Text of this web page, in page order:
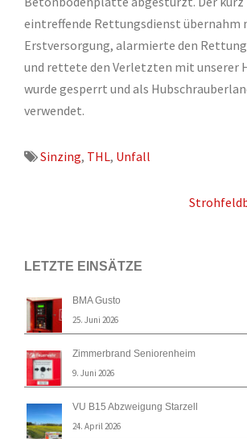
eintreffende Rettungsdienst übernahm
Erstversorgung, alarmierte den
und rettete den Verletzten mit unserer
wurde gesperrt und als
verwendet.
Sinzing, THL, Unfall
LETZTE EINSÄTZE
BMA Gusto
25. Juni 2026
Zimmerbrand Seniorenheim
9. Juni 2026
VU B15 Abzweigung Starzell
24. April 2026